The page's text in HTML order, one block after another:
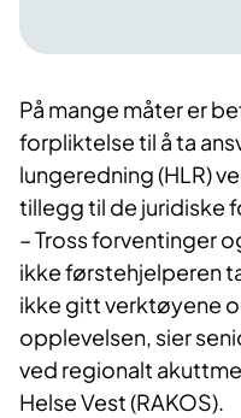
På mange måter er
forpliktelse til å ta
lungeredning (HLR)
tillegg til de juridiske
– Tross forventinger
ikke førstehjelperen
ikke gitt verktøyene
opplevelsen, sier
ved regionalt
Helse Vest (RAKOS).